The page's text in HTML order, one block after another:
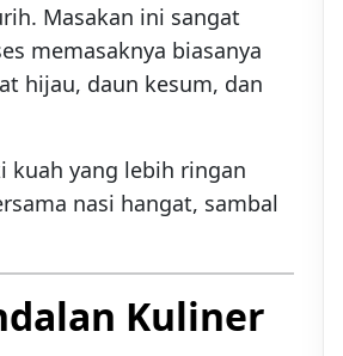
Masakan ini sangat
memasaknya biasanya
hijau, daun kesum, dan
kuah yang lebih ringan
nasi hangat, sambal
Kuliner